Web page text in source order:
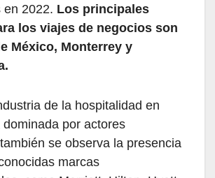
en 2022. Los principales
los viajes de negocios son
México, Monterrey y
de la hospitalidad en
dominada por actores
se observa la presencia
marcas